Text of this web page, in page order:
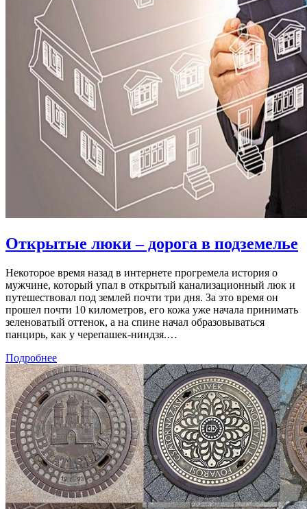
Открытые люки – дорога в подземелье
Некоторое время назад в интернете прогремела история о
мужчине, который упал в открытый канализационный люк и
путешествовал под землей почти три дня. За это время он
прошел почти 10 километров, его кожа уже начала принимать
зеленоватый оттенок, а на спине начал образовываться
панцирь, как у черепашек-ниндзя.…
Подробнее